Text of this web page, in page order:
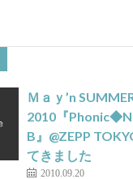
Ｍａｙ’n
2010『
B』@ZEPP
てきました
2010.09.20